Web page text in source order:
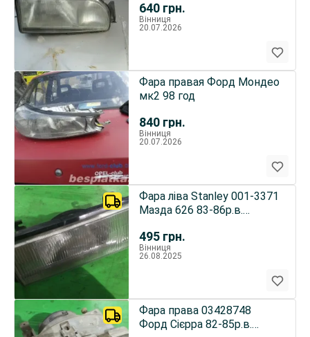
640 грн.
Вінниця
20.07.2026
840 грн.
Фара правая Форд Мондео
мк2 98 год
Вінниця
20.07.2026
495 грн.
Фара ліва Stanley 001-3371
Мазда 626 83-86р.в.
Вінниця
26.08.2025
Фара права 03428748
Форд Сієрра 82-85р.в.